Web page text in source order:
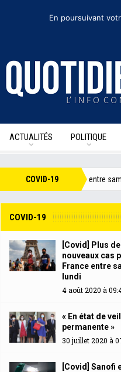
ACTUALITÉS POLITIQUE
COVID-19
jour en France entre samedi et
COVID-19
[Covid] Plus
nouveaux cas
France entre
lundi
4 août 2020 à
« En état de
permanente »
30 juillet 2020 à
[Covid] Sanofi
En poursuivant